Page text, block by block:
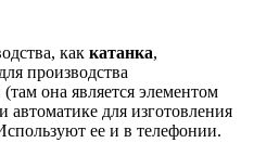
, как катанка,
производства
она является элементом
автоматике для изготовления
ее и в телефонии.